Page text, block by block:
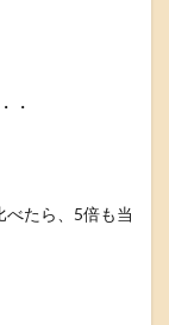
・
べたら、5倍も当